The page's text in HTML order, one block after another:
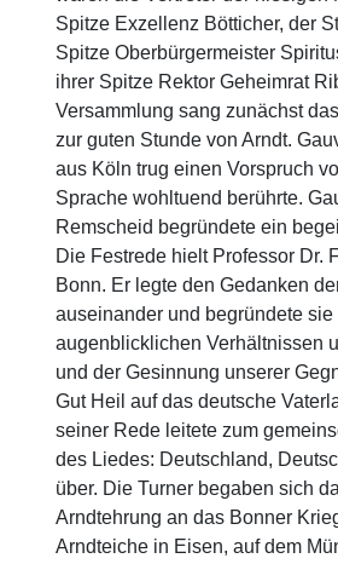
Spitze Exzellenz Bötticher, der
Spitze Oberbürgermeister
ihrer Spitze Rektor Geheimrat
Versammlung sang zunächst
zur guten Stunde von Arndt.
aus Köln trug einen Vorspruch
Sprache wohltuend berührte.
Remscheid begründete ein
Die Festrede hielt Professor Dr.
Bonn. Er legte den Gedanken
auseinander und begründete sie
augenblicklichen Verhältnissen
und der Gesinnung unserer
Gut Heil auf das deutsche
seiner Rede leitete zum
des Liedes: Deutschland,
über. Die Turner begaben sich
Arndtehrung an das Bonner
Arndteiche in Eisen, auf dem